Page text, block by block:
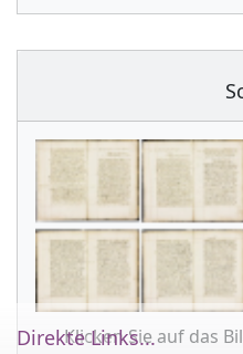
Klicken Sie auf das
Direkte Links...